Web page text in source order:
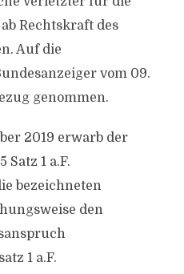
Rechtskraft des
Auf die
vom 09.
genommen.
2019 erwarb der
Satz 1 a.F.
bezeichneten
den
1 a.F.